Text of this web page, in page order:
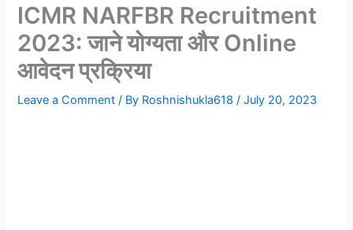
ICMR NARFBR Recruitment
2023: जाने योग्यता और Online
आवेदन प्रक्रिया
Leave a Comment / By Roshnishukla618/July 20, 2023